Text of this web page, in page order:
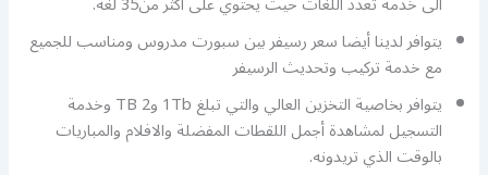
يتوافر لدينا أيضا سعر رسيفر بين سبورت مدروس ومناسب للجميع
مع خدمة تركيب وتحديث الرسيفر
يتوافر بخاصية التخزين العالي والتي تبلغ 1Tb و2 TB وخدمة
التسجيل لمشاهدة أجمل اللقطات المفضلة والافلام والمباريات
بالوقت الذي تريدونه.